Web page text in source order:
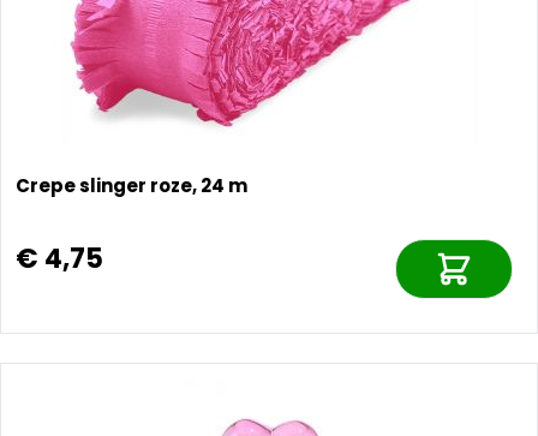
Crepe slinger roze, 24 m
€ 4,75